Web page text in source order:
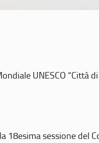
UNESCO “Città
18esima sessione del